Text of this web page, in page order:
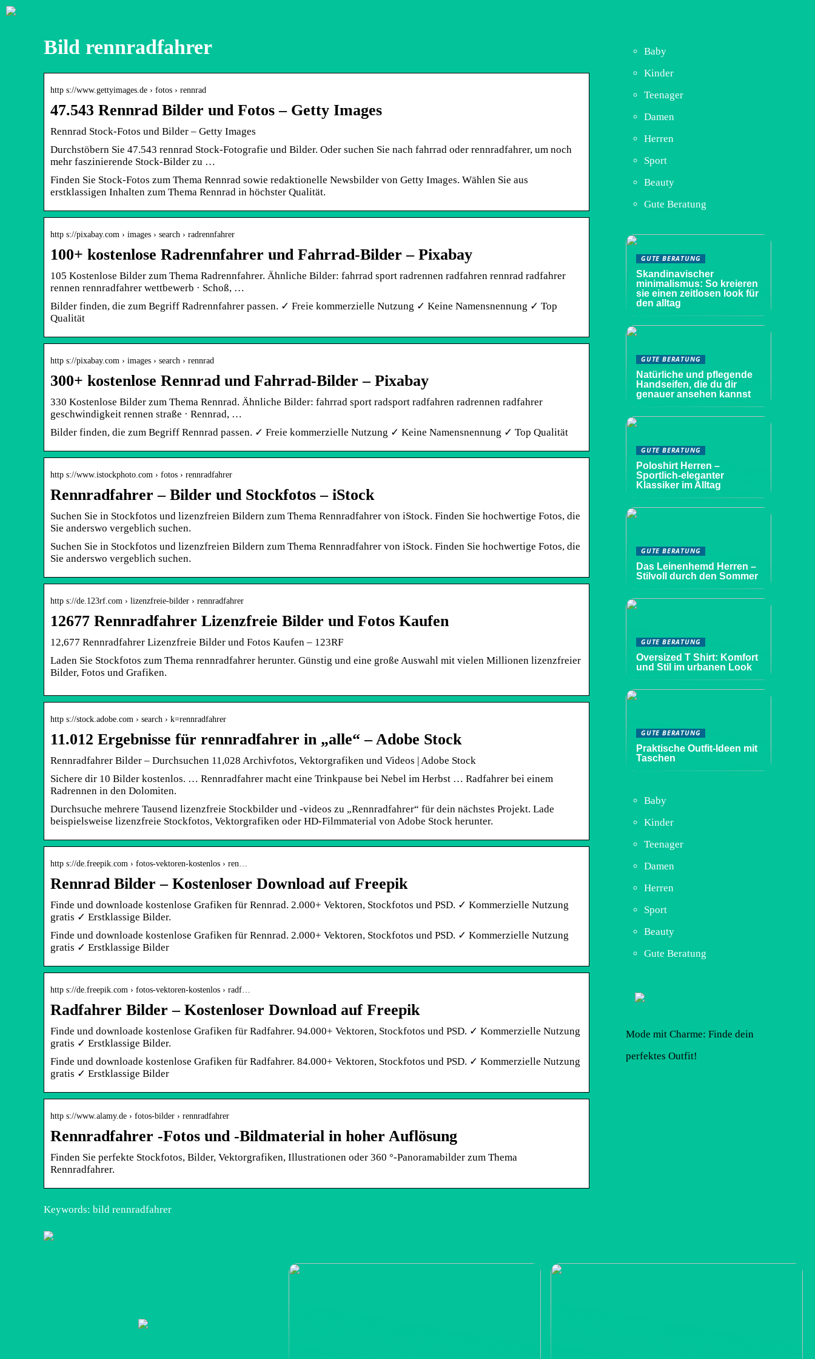
Bild rennradfahrer
http s://www.gettyimages.de › fotos › rennrad
47.543 Rennrad Bilder und Fotos – Getty Images
Rennrad Stock-Fotos und Bilder – Getty Images
Durchstöbern Sie 47.543 rennrad Stock-Fotografie und Bilder. Oder suchen Sie nach fahrrad oder rennradfahrer, um noch
mehr faszinierende Stock-Bilder zu …
Finden Sie Stock-Fotos zum Thema Rennrad sowie redaktionelle Newsbilder von Getty Images. Wählen Sie aus
erstklassigen Inhalten zum Thema Rennrad in höchster Qualität.
http s://pixabay.com › images › search › radrennfahrer
100+ kostenlose Radrennfahrer und Fahrrad-Bilder – Pixabay
105 Kostenlose Bilder zum Thema Radrennfahrer. Ähnliche Bilder: fahrrad sport radrennen radfahren rennrad radfahrer
rennen rennradfahrer wettbewerb · Schoß, …
Bilder finden, die zum Begriff Radrennfahrer passen. ✓ Freie kommerzielle Nutzung ✓ Keine Namensnennung ✓ Top
Qualität
http s://pixabay.com › images › search › rennrad
300+ kostenlose Rennrad und Fahrrad-Bilder – Pixabay
330 Kostenlose Bilder zum Thema Rennrad. Ähnliche Bilder: fahrrad sport radsport radfahren radrennen radfahrer
geschwindigkeit rennen straße · Rennrad, …
Bilder finden, die zum Begriff Rennrad passen. ✓ Freie kommerzielle Nutzung ✓ Keine Namensnennung ✓ Top Qualität
http s://www.istockphoto.com › fotos › rennradfahrer
Rennradfahrer – Bilder und Stockfotos – iStock
Suchen Sie in Stockfotos und lizenzfreien Bildern zum Thema Rennradfahrer von iStock. Finden Sie hochwertige Fotos, die
Sie anderswo vergeblich suchen.
Suchen Sie in Stockfotos und lizenzfreien Bildern zum Thema Rennradfahrer von iStock. Finden Sie hochwertige Fotos, die
Sie anderswo vergeblich suchen.
http s://de.123rf.com › lizenzfreie-bilder › rennradfahrer
12677 Rennradfahrer Lizenzfreie Bilder und Fotos Kaufen
12,677 Rennradfahrer Lizenzfreie Bilder und Fotos Kaufen – 123RF
Laden Sie Stockfotos zum Thema rennradfahrer herunter. Günstig und eine große Auswahl mit vielen Millionen lizenzfreier
Bilder, Fotos und Grafiken.
http s://stock.adobe.com › search › k=rennradfahrer
11.012 Ergebnisse für rennradfahrer in „alle“ – Adobe Stock
Rennradfahrer Bilder – Durchsuchen 11,028 Archivfotos, Vektorgrafiken und Videos | Adobe Stock
Sichere dir 10 Bilder kostenlos. … Rennradfahrer macht eine Trinkpause bei Nebel im Herbst … Radfahrer bei einem
Radrennen in den Dolomiten.
Durchsuche mehrere Tausend lizenzfreie Stockbilder und -videos zu „Rennradfahrer“ für dein nächstes Projekt. Lade
beispielsweise lizenzfreie Stockfotos, Vektorgrafiken oder HD-Filmmaterial von Adobe Stock herunter.
http s://de.freepik.com › fotos-vektoren-kostenlos › ren…
Rennrad Bilder – Kostenloser Download auf Freepik
Finde und downloade kostenlose Grafiken für Rennrad. 2.000+ Vektoren, Stockfotos und PSD. ✓ Kommerzielle Nutzung
gratis ✓ Erstklassige Bilder.
Finde und downloade kostenlose Grafiken für Rennrad. 2.000+ Vektoren, Stockfotos und PSD. ✓ Kommerzielle Nutzung
gratis ✓ Erstklassige Bilder
http s://de.freepik.com › fotos-vektoren-kostenlos › radf…
Radfahrer Bilder – Kostenloser Download auf Freepik
Finde und downloade kostenlose Grafiken für Radfahrer. 94.000+ Vektoren, Stockfotos und PSD. ✓ Kommerzielle Nutzung
gratis ✓ Erstklassige Bilder.
Finde und downloade kostenlose Grafiken für Radfahrer. 84.000+ Vektoren, Stockfotos und PSD. ✓ Kommerzielle Nutzung
gratis ✓ Erstklassige Bilder
http s://www.alamy.de › fotos-bilder › rennradfahrer
Rennradfahrer -Fotos und -Bildmaterial in hoher Auflösung
Finden Sie perfekte Stockfotos, Bilder, Vektorgrafiken, Illustrationen oder 360 °-Panoramabilder zum Thema
Rennradfahrer.
Keywords: bild rennradfahrer
Baby
Kinder
Teenager
Damen
Herren
Sport
Beauty
Gute Beratung
GUTE BERATUNG
Skandinavischer
minimalismus: So kreieren
sie einen zeitlosen look für
den alltag
GUTE BERATUNG
Natürliche und pflegende
Handseifen, die du dir
genauer ansehen kannst
GUTE BERATUNG
Poloshirt Herren –
Sportlich-eleganter
Klassiker im Alltag
GUTE BERATUNG
Das Leinenhemd Herren –
Stilvoll durch den Sommer
GUTE BERATUNG
Oversized T Shirt: Komfort
und Stil im urbanen Look
GUTE BERATUNG
Praktische Outfit-Ideen mit
Taschen
Baby
Kinder
Teenager
Damen
Herren
Sport
Beauty
Gute Beratung
Mode mit Charme: Finde dein
perfektes Outfit!